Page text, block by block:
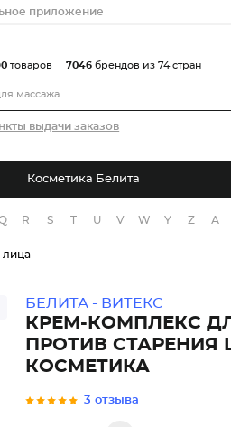
приложение
выдачи заказов
товаров 7046 брендов из 74 стран
Косметика Белита
R S T U V W Y Z А
лица
БЕЛИТА - ВИТЕКС
КРЕМ-КОМПЛЕКС
ПРОТИВ СТАРЕНИЯ
КОСМЕТИКА
3 отзыва